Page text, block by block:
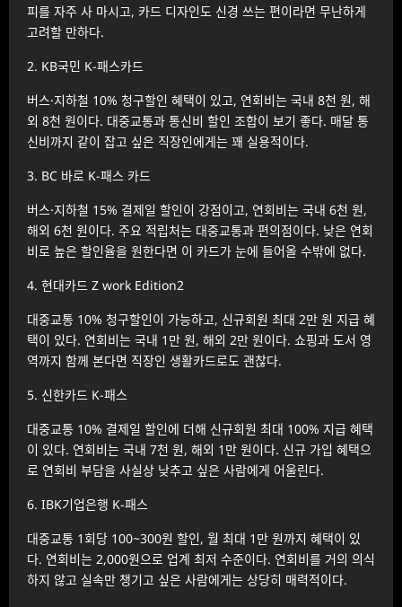
피를 자주 사 마시고, 카드 디자인도 신경 쓰는 편이라면 무난하게
고려할 만하다.
2. KB국민 K-패스카드
버스·지하철 10% 청구할인 혜택이 있고, 연회비는 국내 8천 원, 해
외 8천 원이다. 대중교통과 통신비 할인 조합이 보기 좋다. 매달 통
신비까지 같이 잡고 싶은 직장인에게는 꽤 실용적이다.
3. BC 바로 K-패스 카드
버스·지하철 15% 결제일 할인이 강점이고, 연회비는 국내 6천 원,
해외 6천 원이다. 주요 적립처는 대중교통과 편의점이다. 낮은 연회
비로 높은 할인율을 원한다면 이 카드가 눈에 들어올 수밖에 없다.
4. 현대카드 Z work Edition2
대중교통 10% 청구할인이 가능하고, 신규회원 최대 2만 원 지급 혜
택이 있다. 연회비는 국내 1만 원, 해외 2만 원이다. 쇼핑과 도서 영
역까지 함께 본다면 직장인 생활카드로도 괜찮다.
5. 신한카드 K-패스
대중교통 10% 결제일 할인에 더해 신규회원 최대 100% 지급 혜택
이 있다. 연회비는 국내 7천 원, 해외 1만 원이다. 신규 가입 혜택으
로 연회비 부담을 사실상 낮추고 싶은 사람에게 어울린다.
6. IBK기업은행 K-패스
대중교통 1회당 100~300원 할인, 월 최대 1만 원까지 혜택이 있
다. 연회비는 2,000원으로 업계 최저 수준이다. 연회비를 거의 의식
하지 않고 실속만 챙기고 싶은 사람에게는 상당히 매력적이다.